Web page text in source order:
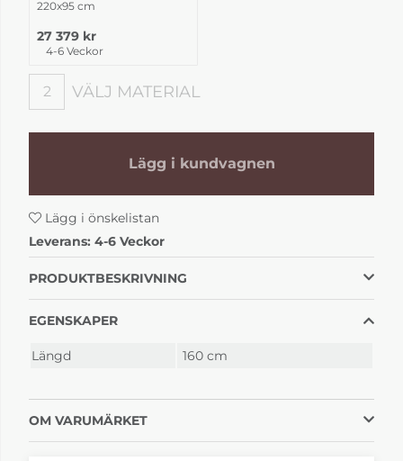
220x95 cm
27 379 kr
4-6 Veckor
Välj material
2 VÄLJ MATERIAL
Lägg i kundvagnen
Lägg i önskelistan
Leverans: 4-6 Veckor
PRODUKTBESKRIVNING
EGENSKAPER
Längd 160 cm
OM VARUMÄRKET